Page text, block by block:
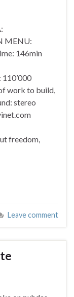
MENU:
146min
work to build,
stereo
freedom,
Leave comment